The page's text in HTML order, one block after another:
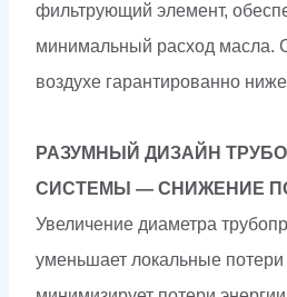
фильтрующий элемент,
минимальный расход масла.
воздухе гарантированно
РАЗУМНЫЙ ДИЗАЙН
СИСТЕМЫ — СНИЖЕНИЕ
Увеличение диаметра
уменьшает локальные